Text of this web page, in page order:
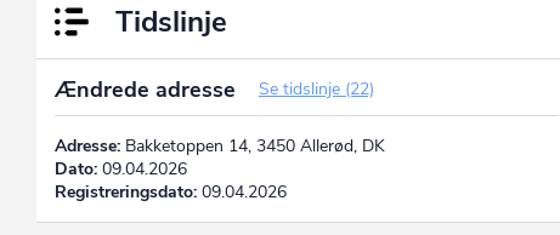
Tidslinje
Ændrede adresse Se tidslinje (22)
Adresse: Bakketoppen 14, 3450 Allerød, DK
Dato: 09.04.2026
Registreringsdato: 09.04.2026